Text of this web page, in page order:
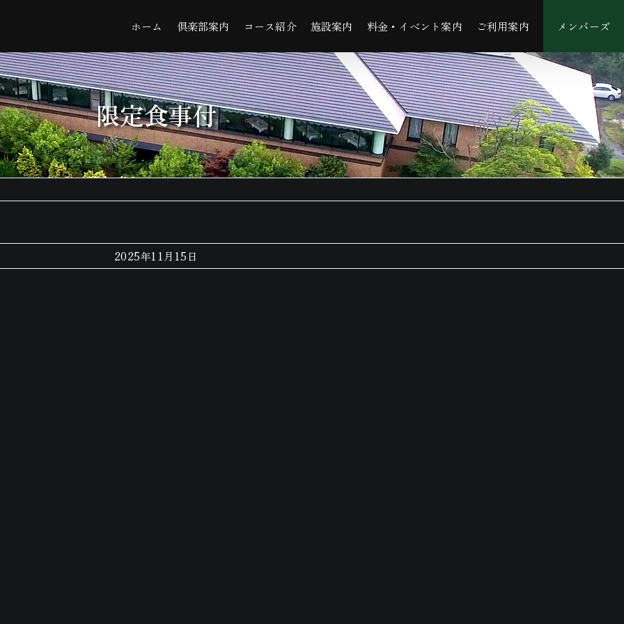
ホーム 倶楽部案内 コース紹介 施設案内 料金・イベント案内 ご利用案内 メンバーズ
限定食事付
2025年11月15日